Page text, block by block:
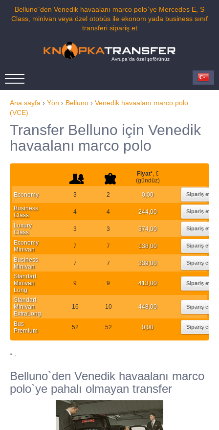
Belluno`den Venedik havaalanı marco polo`ye Mercedes E, S
Class, minivan veya özel otobüs ile ekonom yada business sınıf
transferi sipariş et
Avrupa`da özel şoförünüz
Ana sayfa › Yön › Belluno › Venedik havaalanı marco polo
(VCE)
Transfer Belluno için Venedik
havaalanı marco polo
Fiyat*, €
(gündüz)
Economy 3 2 0,00 Sipariş et
Business
Class
4 4 244,00 Sipariş et
Luxury
Class
3 3 374,00 Sipariş et
Economy
Minivan
7 7 138,00 Sipariş et
Business
Minivan
7 7 339,00 Sipariş et
Standart
Minivan
Long
9 9 413,00 Sipariş et
Standart
Minivan
ExtraLong
16 10 448,00 Sipariş et
Bus
Premium
52 52 0,00 Sipariş et
* -
Belluno`den Venedik havaalanı marco
polo`ye pahalı olmayan transfer